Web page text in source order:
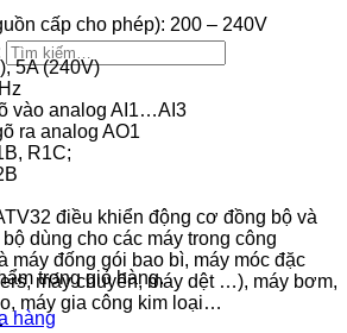
trong giỏ hàng.
hàng
cấp cho phép): 200 – 240V
5A (240V)
vào analog AI1…AI3
ra analog AO1
R1C;
điều khiển động cơ đồng bộ và
dùng cho các máy trong công
máy đống gói bao bì, máy móc đặc
máy chuyển, máy dệt …), máy bơm,
máy gia công kim loại…